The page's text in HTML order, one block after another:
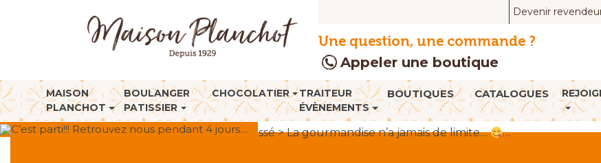
Devenir
Une question, une commande ?
Appeler une boutique
MAISON
PLANCHOT
BOULANGER
PATISSIER
CHOCOLATIER
TRAITEUR
ÉVÈNEMENTS
BOUTIQUES CATALOGUES
Accueil > Non classé > La gourmandise n’a jamais de limite… …
C’est parti!!! Retrouvez nous pendant 4 jours…